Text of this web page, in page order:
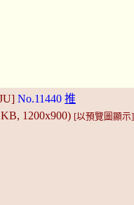
No.11440 推
1200x900) [以預覽圖顯示]